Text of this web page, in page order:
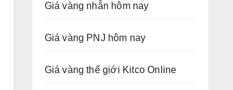
Giá vàng nhẫn hôm nay
Giá vàng PNJ hôm nay
Giá vàng thế giới Kitco Online